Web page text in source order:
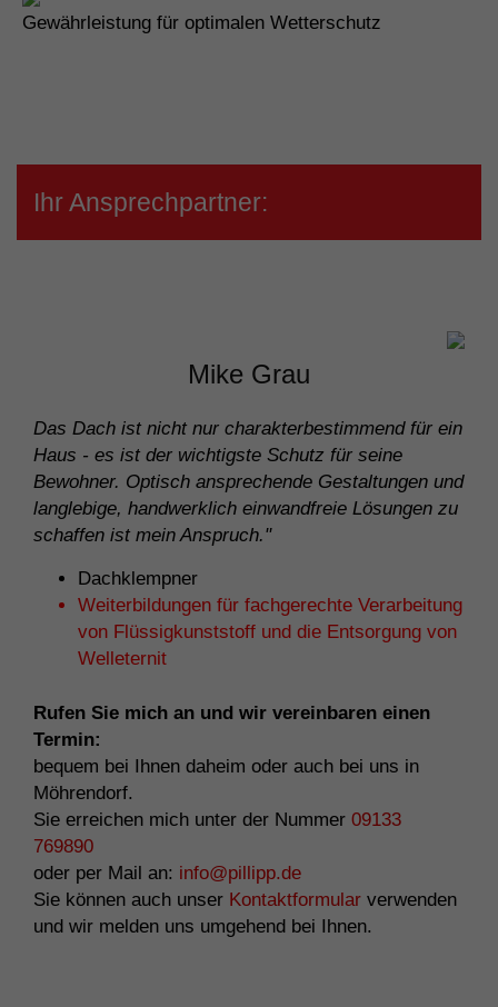
Gewährleistung für optimalen Wetterschutz
Ihr Ansprechpartner:
Mike Grau
Das Dach ist nicht nur charakterbestimmend für ein
Haus - es ist der wichtigste Schutz für seine
Bewohner. Optisch ansprechende Gestaltungen und
langlebige, handwerklich einwandfreie Lösungen zu
schaffen ist mein Anspruch."
Dachklempner
Weiterbildungen für fachgerechte Verarbeitung
von Flüssigkunststoff und die Entsorgung von
Welleternit
Rufen Sie mich an und wir vereinbaren einen
Termin:
bequem bei Ihnen daheim oder auch bei uns in
Möhrendorf.
Sie erreichen mich unter der Nummer 09133
769890
oder per Mail an: info@pillipp.de
Sie können auch unser Kontaktformular verwenden
und wir melden uns umgehend bei Ihnen.